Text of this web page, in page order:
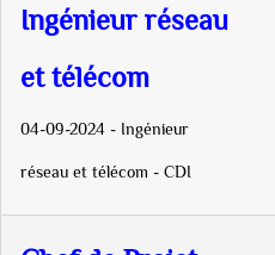
Ingénieur réseau
et télécom
04-09-2024 - Ingénieur
réseau et télécom - CDI